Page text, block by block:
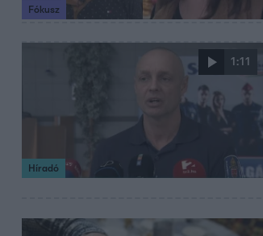
Fókusz
1:11
Híradó